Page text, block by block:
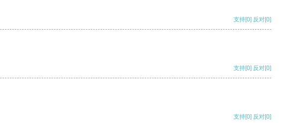
支持[0] 反对[0]
支持[0] 反对[0]
支持[0] 反对[0]